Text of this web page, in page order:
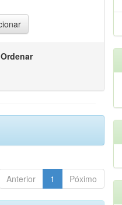
Ordenar
Anterior 1 Póximo